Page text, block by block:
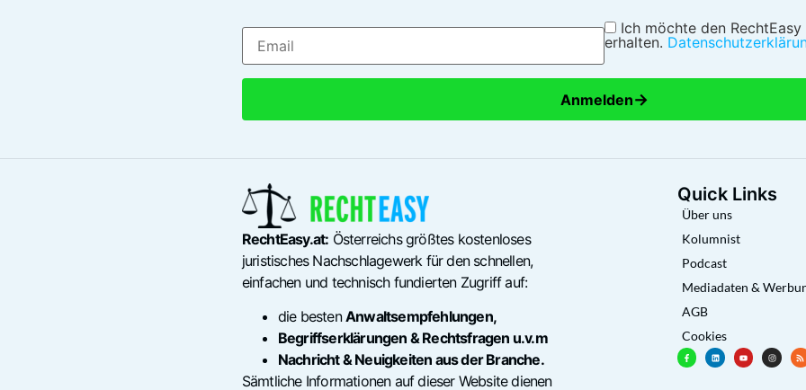
Ich möchte den
erhalten.
Anmelden→
RechtEasy.at: Österreichs größtes kostenloses
juristisches Nachschlagewerk für den schnellen,
einfachen und technisch fundierten Zugriff auf:
die bestenAnwaltsempfehlungen,
Begriffserklärungen & Rechtsfragen u.v.m
Nachricht & Neuigkeiten aus der Branche.
Sämtliche Informationen auf dieser Website dienen
Quick Links
Über uns
Kolumnist
Podcast
Mediadaten &
AGB
Cookies